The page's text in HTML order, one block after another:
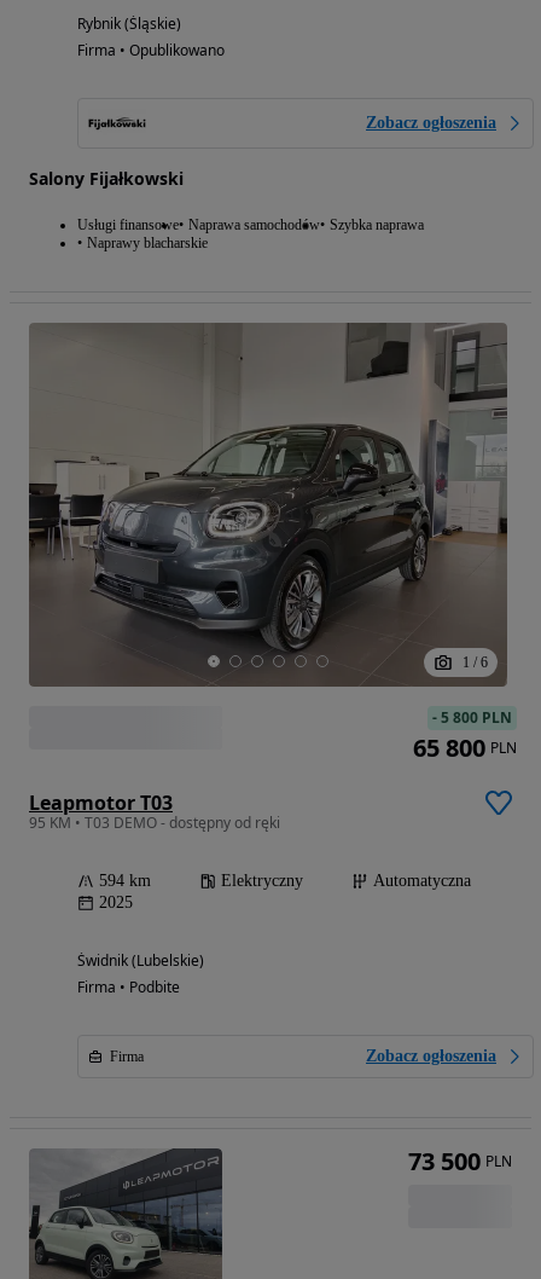
Rybnik (Śląskie)
Firma • Opublikowano
Zobacz ogłoszenia
Salony Fijałkowski
Usługi finansowe Naprawa samochodów Szybka naprawa
Naprawy blacharskie
1 / 6
Leapmotor T03
95 KM • T03 DEMO - dostępny od ręki
594 km Elektryczny
Automatyczna
2025
Świdnik (Lubelskie)
Firma • Podbite
Firma Zobacz ogłoszenia
-5 800 PLN
65 800 PLN
73 500 PLN